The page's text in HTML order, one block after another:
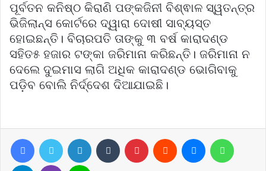
ପୂର୍ବତନ କନିଷ୍ଠ କିରାଣି ପଙ୍କଜିନୀ ବିଶ୍ଵାଳ ସ୍ୱତନ୍ତ୍ର
ଭିଜିଲାନ୍ସ କୋର୍ଟରେ ଦ୍ୱାରା ଦୋଷୀ ସାବ୍ୟସ୍ତ
ହୋଇଛନ୍ତି। ବିଚାରପତି ତାଙ୍କୁ ୩ ବର୍ଷ କାରାଦଣ୍ଡ
ସହିତ୫ ହଜାର ଟଙ୍କା ଜରିମାନା କରିଛନ୍ତି। ଜରିମାନା ନ
ଦେଲେ ଦୁଇମାସ ଲାଗି ଅଧିକ କାରାଦଣ୍ଡ ଭୋଗିବାକୁ
ପଡ଼ିବ ବୋଲି ନିର୍ଦ୍ଦେଶ ଦିଆଯାଇଛି।
FacebookTwitter LinkedIn Tumblr Pinterest Reddit Messenger
Telegram Viber Line